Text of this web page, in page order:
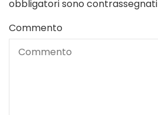
obbligatori sono contrassegnati
Commento